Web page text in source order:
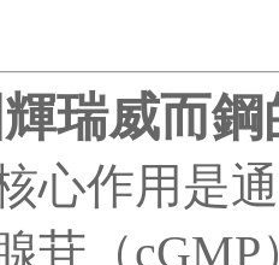
瑞威而
心作用是
苷（